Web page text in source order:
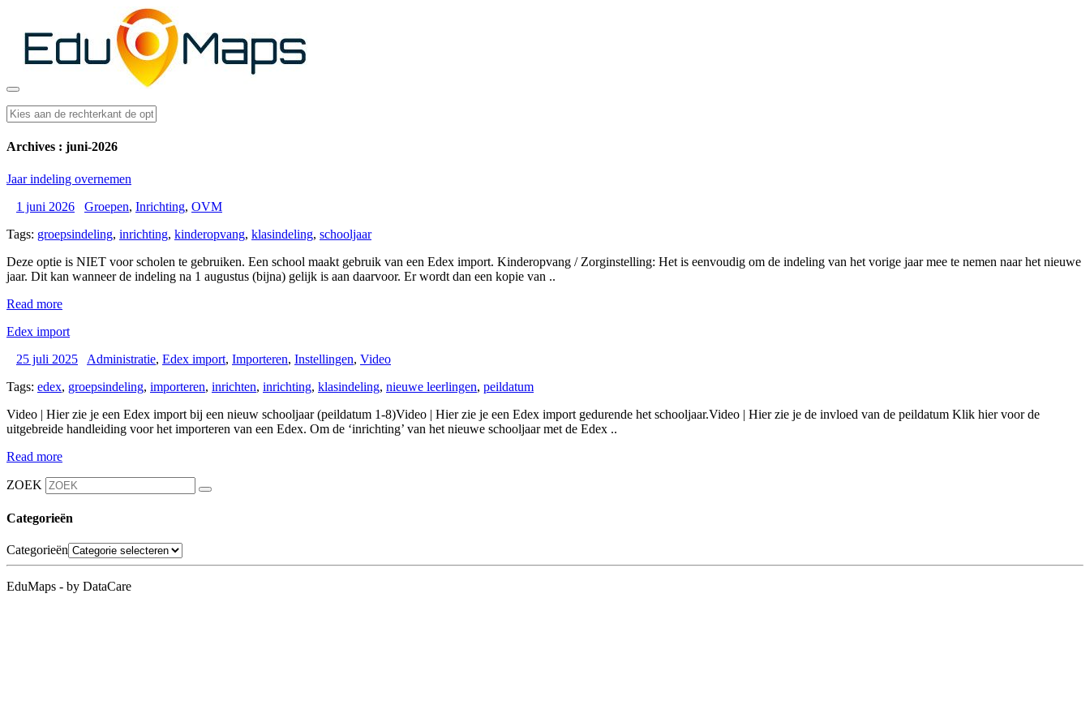
Archives : juni-2026
Jaar indeling overnemen
1 juni 2026
Groepen, Inrichting, OVM
Tags: groepsindeling, inrichting, kinderopvang, klasindeling, schooljaar
Deze optie is NIET voor scholen te gebruiken. Een school maakt gebruik van een Edex import. Kinderopvang / Zorginstelling: Het is eenvoudig om de indeling van het vorige jaar mee te nemen naar het nieuwe
jaar. Dit kan wanneer de indeling na 1 augustus (bijna) gelijk is aan daarvoor. Er wordt dan een kopie van ..
Read more
Edex import
25 juli 2025
Administratie, Edex import, Importeren, Instellingen, Video
Tags: edex, groepsindeling, importeren, inrichten, inrichting, klasindeling, nieuwe leerlingen, peildatum
Video | Hier zie je een Edex import bij een nieuw schooljaar (peildatum 1-8)Video | Hier zie je een Edex import gedurende het schooljaar.Video | Hier zie je de invloed van de peildatum Klik hier voor de
uitgebreide handleiding voor het importeren van een Edex. Om de ‘inrichting’ van het nieuwe schooljaar met de Edex ..
Read more
ZOEK
Categorieën
Categorieën
EduMaps - by DataCare